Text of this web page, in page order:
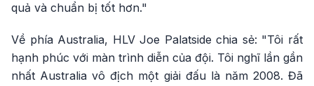
quả và chuẩn bị tốt hơn."
Về phía Australia, HLV Joe Palatside chia sẻ: "Tôi rất
hạnh phúc với màn trình diễn của đội. Tôi nghĩ lần gần
nhất Australia vô địch một giải đấu là năm 2008. Đã